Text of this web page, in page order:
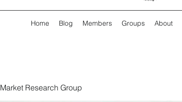
Home Blog Members Groups About
Market Research Group